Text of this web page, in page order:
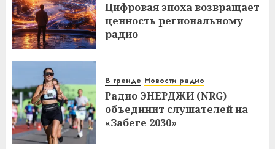
Цифровая эпоха возвращает
ценность региональному
радио
В тренде Новости радио
Радио ЭНЕРДЖИ (NRG)
объединит слушателей на
«Забеге 2030»